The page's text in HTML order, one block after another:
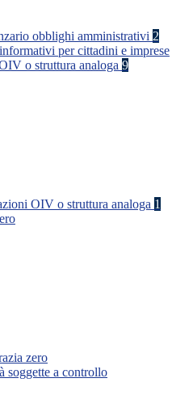
obblighi amministrativi 2
per cittadini e imprese
o struttura analoga 9
OIV o struttura analoga 1
zero
soggette a controllo